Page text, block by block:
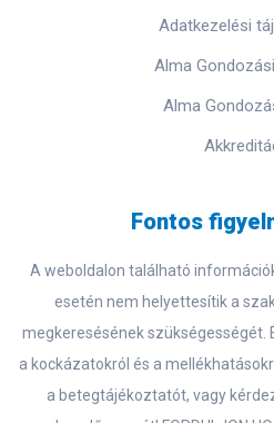
Adatkezelési
Alma
Alma
Fontos
A weboldalon található
esetén nem helyettesítik a
megkeresésének szükségességét.
a kockázatokról és a
a betegtájékoztatót, vagy